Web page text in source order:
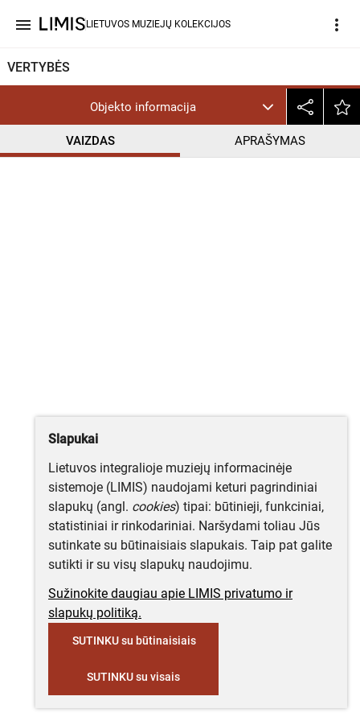
menu LIETUVOS MUZIEJŲ KOLEKCIJOS more_vert
VERTYBĖS
Objekto informacija
VAIZDAS APRAŠYMAS
InC help_outline
Slapukai
Lietuvos integralioje muziejų informacinėje
sistemoje (LIMIS) naudojami keturi pagrindiniai
slapukų (angl. cookies) tipai: būtinieji, funkciniai,
statistiniai ir rinkodariniai. Naršydami toliau Jūs
sutinkate su būtinaisiais slapukais. Taip pat galite
sutikti ir su visų slapukų naudojimu.
Sužinokite daugiau apie LIMIS privatumo ir
slapukų politiką.
SUTINKU su būtinaisiais
SUTINKU su visais